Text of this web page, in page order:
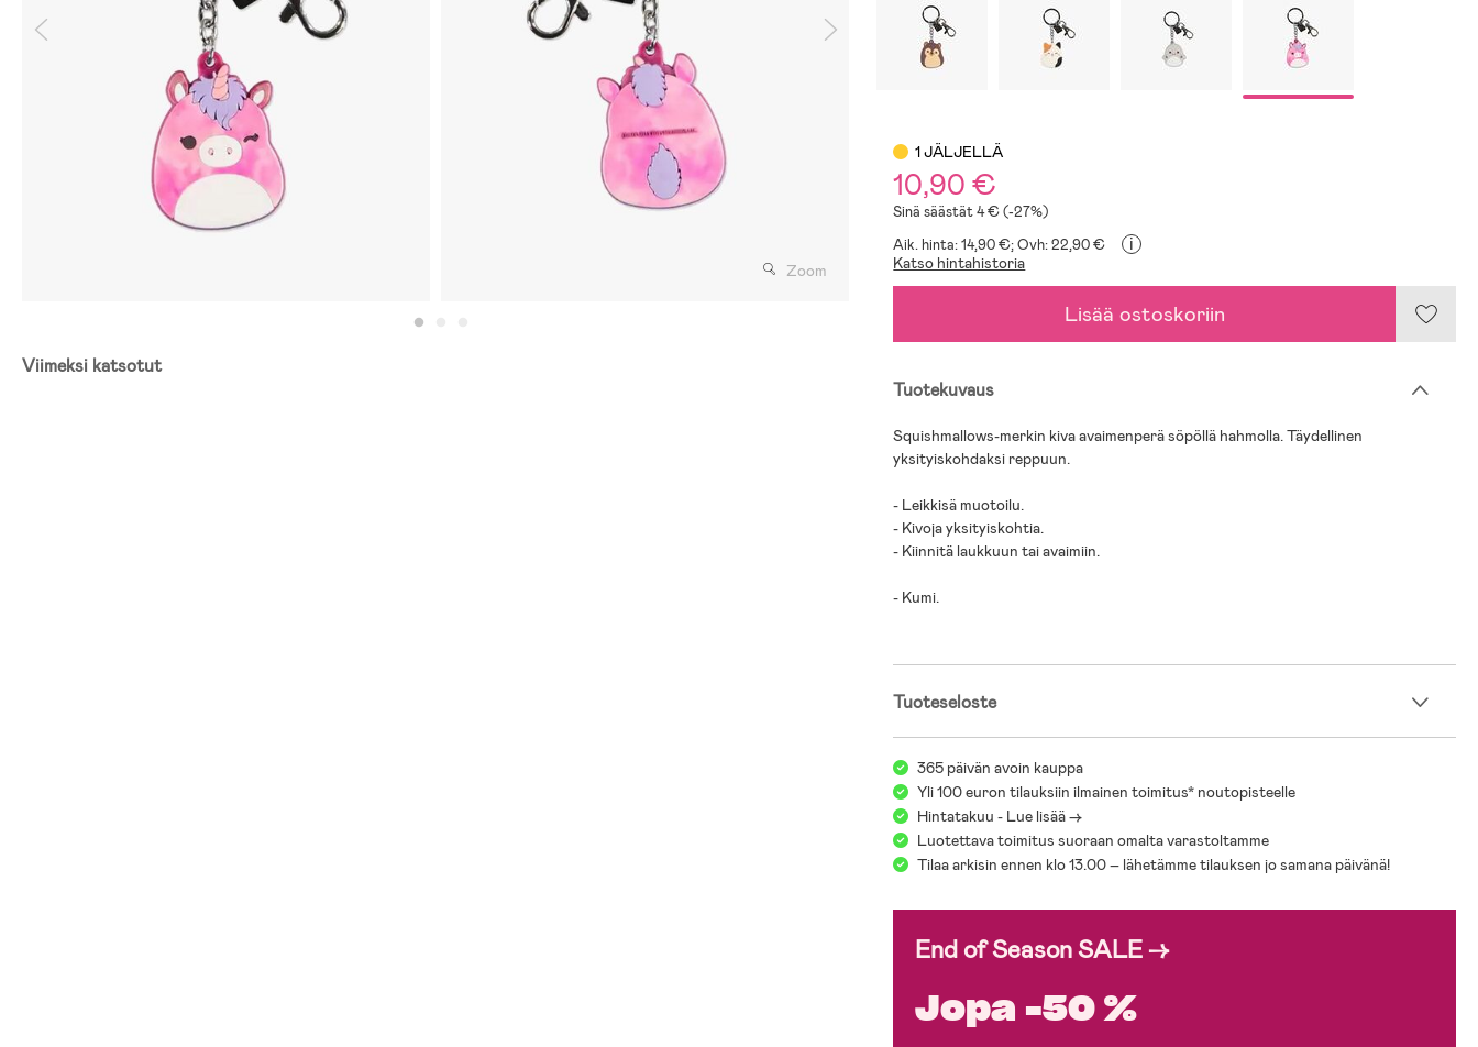
Zoom
Viimeksi katsotut
1 JÄLJELLÄ
10,90 €
Sinä säästät 4 € (-27%)
Aik. hinta: 14,90 €;Ovh: 22,90 € i
Katso hintahistoria
Lisää ostoskoriin
Tuotekuvaus
Squishmallows-merkin kiva avaimenperä söpöllä hahmolla. Täydellinen
yksityiskohdaksi reppuun.
- Leikkisä muotoilu.
- Kivoja yksityiskohtia.
- Kiinnitä laukkuun tai avaimiin.
- Kumi.
Tuoteseloste
365 päivän avoin kauppa
Yli 100 euron tilauksiin ilmainen toimitus* noutopisteelle
Hintatakuu - Lue lisää ->
Luotettava toimitus suoraan omalta varastoltamme
Tilaa arkisin ennen klo 13.00 – lähetämme tilauksen jo samana päivänä!
End of Season SALE →
Jopa -50 %